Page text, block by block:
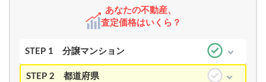
あなたの不動産、
査定価格はいくら？
STEP 1 分譲マンション
STEP 2 都道府県